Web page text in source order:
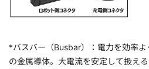
*バスバー（Busbar）：電力を効率
の金属導体。大電流を安定して扱え